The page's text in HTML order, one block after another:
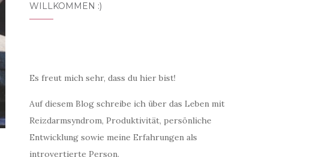
WILLKOMMEN :)
Es freut mich sehr, dass du hier bist!
Auf diesem Blog schreibe ich über das Leben mit
Reizdarmsyndrom, Produktivität, persönliche
Entwicklung sowie meine Erfahrungen als
introvertierte Person.